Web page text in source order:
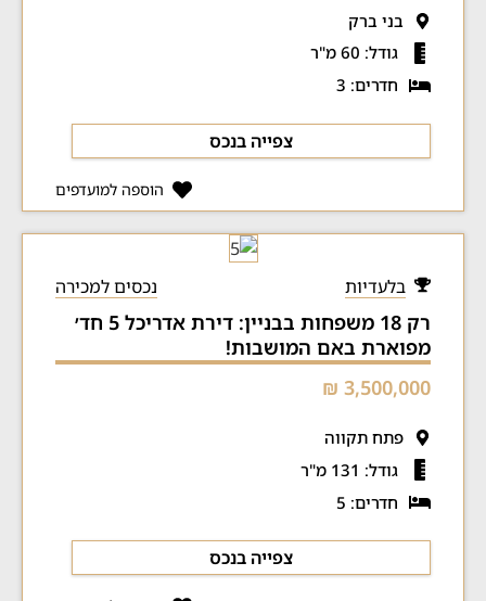
בני ברק
גודל: 60 מ"ר
חדרים: 3
צפייה בנכס
הוספה למועדפים
בלעדיות נכסים למכירה
רק 18 משפחות בבניין: דירת אדריכל 5 חד׳
מפוארת באם המושבות!
3,500,000 ₪
פתח תקווה
גודל: 131 מ"ר
חדרים: 5
צפייה בנכס